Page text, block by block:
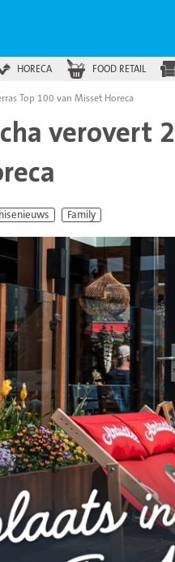
HORECA FOOD RETAIL
Top 100 van Misset Horeca
verovert
Family